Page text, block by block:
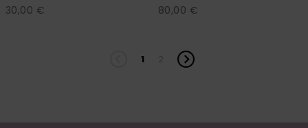
30,00 € 80,00 €
1